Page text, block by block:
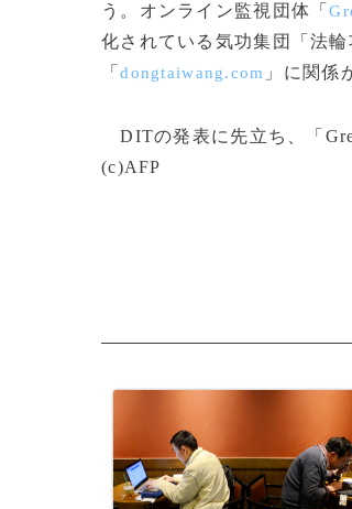
う。オンライン監視団体「
化されている気功集団「法輪
「dongtaiwang.com 」に関係
DITの発表に先立ち、「
(c)AFP